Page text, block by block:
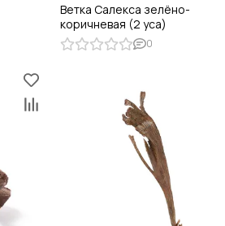
Ветка Салекса зелёно-
коричневая (2 уса)
0